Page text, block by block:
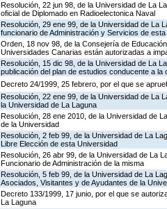
Resolución, 22 jun 98, de la Universidad de La
oficial de Diplomado en Radioelectonica Naval
Resolución, 29 ene 99, de la Universidad de La
funcionario de Administración y Servicios de
Orden, 18 nov 98, de la Consejería de
Universidades Canarias están autorizadas a
Resolución, 15 dic 98, de la Universidad de La
publicación del plan de estudios conducente a la
Decreto 24/1999, 25 febrero, por el que se
Resolución, 22 ene 99, de la Universidad de La
la Universidad de La Laguna
Resolución, 28 ene 2010, de la Universidad de
de la Universidad
Resolución, 2 feb 99, de la Universidad de La
Libre Elección de esta Universidad
Resolución, 26 abr 99, de la Universidad de La
Funcionario de Administración de la misma
Resolución, 5 feb 99, de la Universidad de La
Asociados, Visitantes y de Ayudantes de la
Decreto 133/1999, 17 junio, por el que se
La Laguna